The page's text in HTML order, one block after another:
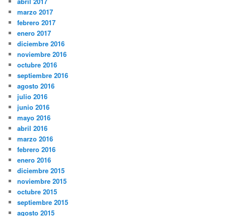
marzo 2017
febrero 2017
enero 2017
diciembre 2016
noviembre 2016
octubre 2016
septiembre 2016
agosto 2016
julio 2016
junio 2016
mayo 2016
abril 2016
marzo 2016
febrero 2016
enero 2016
diciembre 2015
noviembre 2015
octubre 2015
septiembre 2015
agosto 2015